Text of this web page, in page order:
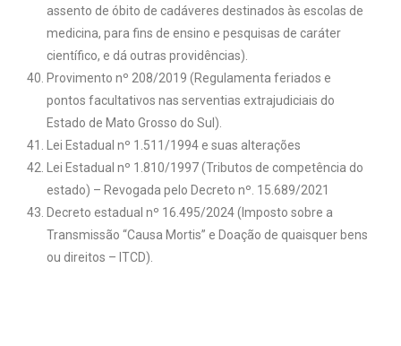
assento de óbito de cadáveres destinados às escolas de
medicina, para fins de ensino e pesquisas de caráter
científico, e dá outras providências).
Provimento nº 208/2019 (Regulamenta feriados e
pontos facultativos nas serventias extrajudiciais do
Estado de Mato Grosso do Sul).
Lei Estadual nº 1.511/1994 e suas alterações
Lei Estadual nº 1.810/1997 (Tributos de competência do
estado) – Revogada pelo Decreto nº. 15.689/2021
Decreto estadual nº 16.495/2024 (Imposto sobre a
Transmissão “Causa Mortis” e Doação de quaisquer bens
ou direitos – ITCD).